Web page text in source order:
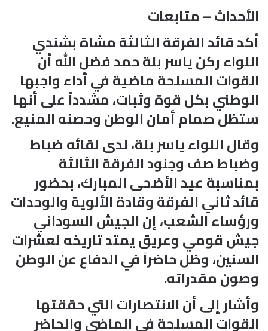
الأحداث – متابعات
أكد قائد الفرقة الثالثة مشاة بشندي
اللواء ركن ياسر بلة حمد فضل الله أن
القوات المسلحة ماضية في أداء واجبها
الوطني بكل قوة وثبات، مشدداً على أنها
ستظل صمام أمان الوطن وحصنه المنيع.
وقال اللواء ياسر بلة، لدى لقائه ضباط
وضباط صف وجنود الفرقة الثالثة
بمناسبة عيد الأضحى المبارك، بحضور
قائد ثاني الفرقة وقادة الألوية والوحدات
ورؤساء الشعب، إن الجيش السوداني
جيش قومي وعريق يمتد تاريخه لعشرات
السنين، وظل حاضراً في الدفاع عن الوطن
وصون مقدراته.
وأشار إلى أن الانتصارات التي حققتها
القوات المسلحة في الماضي والحاضر